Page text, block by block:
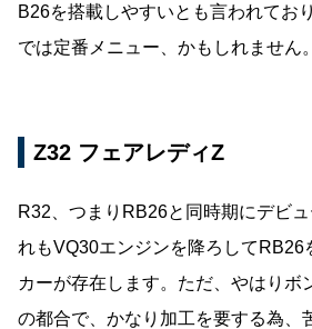
B26を搭載しやすいとも言われてお
では定番メニュー、かもしれません。
Z32 フェアレディZ
R32、つまりRB26と同時期にデビ
れもVQ30エンジンを降ろしてRB26
カーが存在します。ただ、やはりボ
の都合で、かなり加工を要する為、